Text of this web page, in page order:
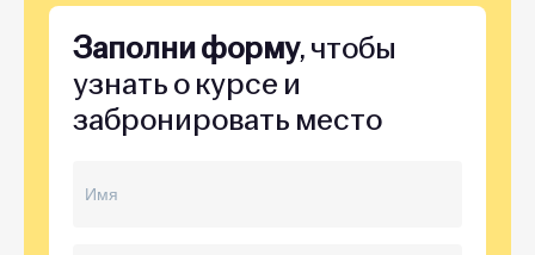
Заполни форму, чтобы
узнать о курсе и
забронировать место